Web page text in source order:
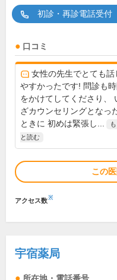
初診・再診電話受付
口コミ
女性の先生でとても話
やすかったです! 問診も時
をかけてしてくださり、
ざカウンセリングとなっ
ときに 初めは緊張し...
と読む
この
アクセス数※
宇宿薬局